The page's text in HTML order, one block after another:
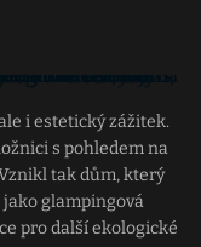
i estetický zážitek.
s pohledem na
tak dům, který
glampingová
pro další ekologické